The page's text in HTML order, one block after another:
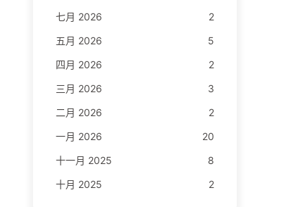
七月 2026
2
五月 2026
5
四月 2026
2
三月 2026
3
二月 2026
2
一月 2026
20
十一月 2025
8
十月 2025
2